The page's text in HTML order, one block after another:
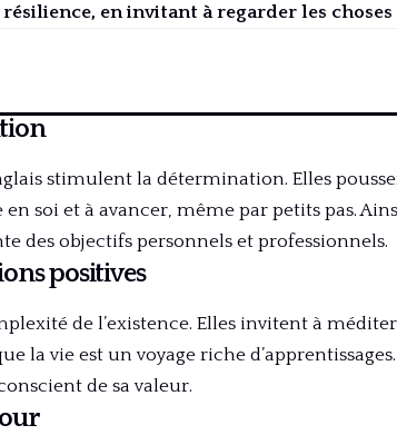
en invitant à regarder les
stimulent la détermination. Elles
soi et à avancer, même par petits pas.
des objectifs personnels et professionnels.
positives
de l’existence. Elles invitent à
la vie est un voyage riche
de sa valeur.